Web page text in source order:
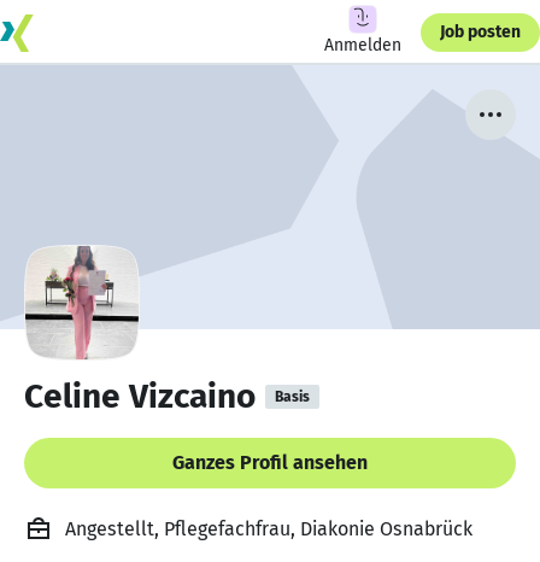
Anmelden
Job posten
Celine Vizcaino Basis
Ganzes Profil ansehen
Angestellt, Pflegefachfrau, Diakonie Osnabrück